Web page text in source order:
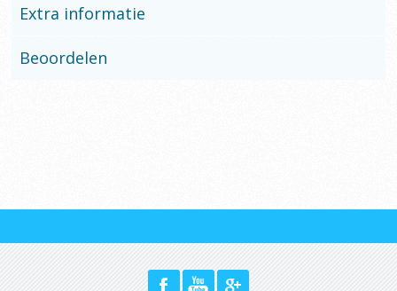
Extra informatie
Beoordelen